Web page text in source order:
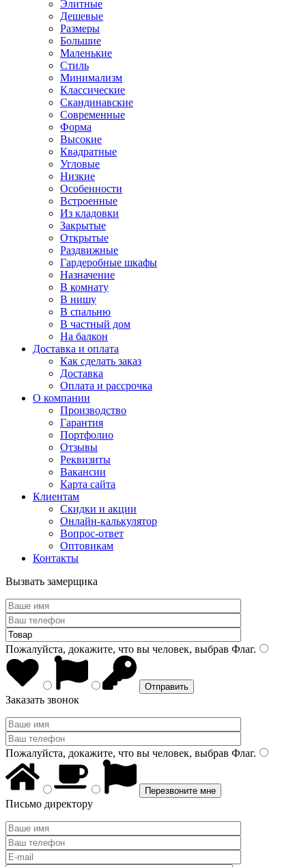
Элитные
Дешевые
Размеры
Большие
Маленькие
Стиль
Минимализм
Классические
Скандинавские
Современные
Форма
Высокие
Квадратные
Угловые
Низкие
Особенности
Встроенные
Из кладовки
Закрытые
Открытые
Раздвижные
Гардеробные шкафы
Назначение
В комнату
В нишу
В спальню
В частный дом
На балкон
Доставка и оплата
Как сделать заказ
Доставка
Оплата и рассрочка
О компании
Производство
Гарантия
Портфолио
Отзывы
Реквизиты
Вакансии
Карта сайта
Клиентам
Скидки и акции
Онлайн-калькулятор
Вопрос-ответ
Оптовикам
Контакты
Вызвать замерщика
Пожалуйста, докажите, что вы человек, выбрав Флаг.
Заказать звонок
Пожалуйста, докажите, что вы человек, выбрав Флаг.
Письмо директору